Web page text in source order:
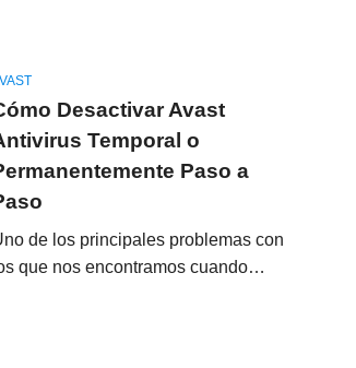
Desactivar Avast
Temporal o
Paso a
de los principales problemas con
que nos encontramos cuando…